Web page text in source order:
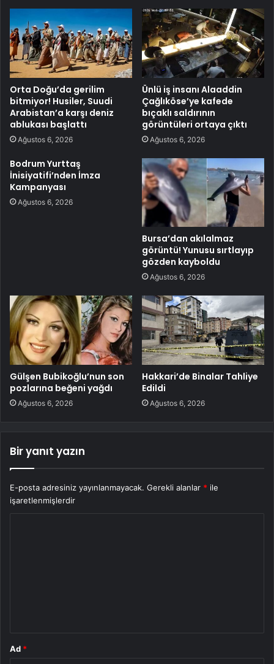
Orta Doğu’da gerilim
bitmiyor! Husiler, Suudi
Arabistan’a karşı deniz
ablukası başlattı
Ağustos 6, 2026
Ünlü iş insanı Alaaddin
Çağlıköse’ye kafede
bıçaklı saldırının
görüntüleri ortaya çıktı
Ağustos 6, 2026
Bodrum Yurttaş
İnisiyatifi’nden İmza
Kampanyası
Ağustos 6, 2026
Bursa’dan akılalmaz
görüntü! Yunusu sırtlayıp
gözden kayboldu
Ağustos 6, 2026
Gülşen Bubikoğlu’nun son
pozlarına beğeni yağdı
Ağustos 6, 2026
Hakkari’de Binalar Tahliye
Edildi
Ağustos 6, 2026
Bir yanıt yazın
E-posta adresiniz yayınlanmayacak. Gerekli alanlar * ile
işaretlenmişlerdir
Ad *